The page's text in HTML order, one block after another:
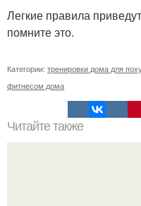
Легкие правила
помните это.
Категории: тренировки дома для
фитнесом дома
Читайте также